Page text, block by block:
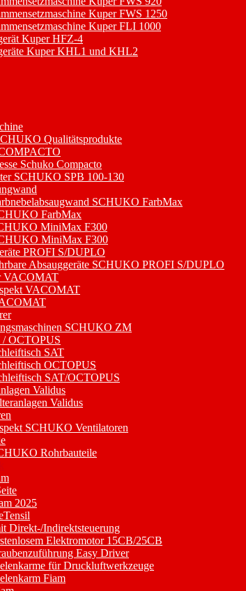
Kuper FWS 1250
Kuper FLI 1000
Kuper HFZ-4
Kuper KHL1 und KHL2
Qualitätsprodukte
Schuko Compacto
SCHUKO SPB 100-130
SCHUKO FarbMax
FarbMax
MiniMax F300
MiniMax F300
PROFI S/DUPLO
Absauggeräte SCHUKO PROFI S/DUPLO
VACOMAT
VACOMAT
SCHUKO ZM
/ OCTOPUS
SAT
OCTOPUS
SAT/OCTOPUS
Validus
Validus
SCHUKO Ventilatoren
Rohrbauteile
2025
Direkt-/Indirektsteuerung
Elektromotor 15CB/25CB
Easy Driver
für Druckluftwerkzeuge
Fiam